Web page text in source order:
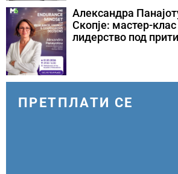
Александра
Скопје: мастер-
лидерство под
ПРЕТПЛАТИ СЕ